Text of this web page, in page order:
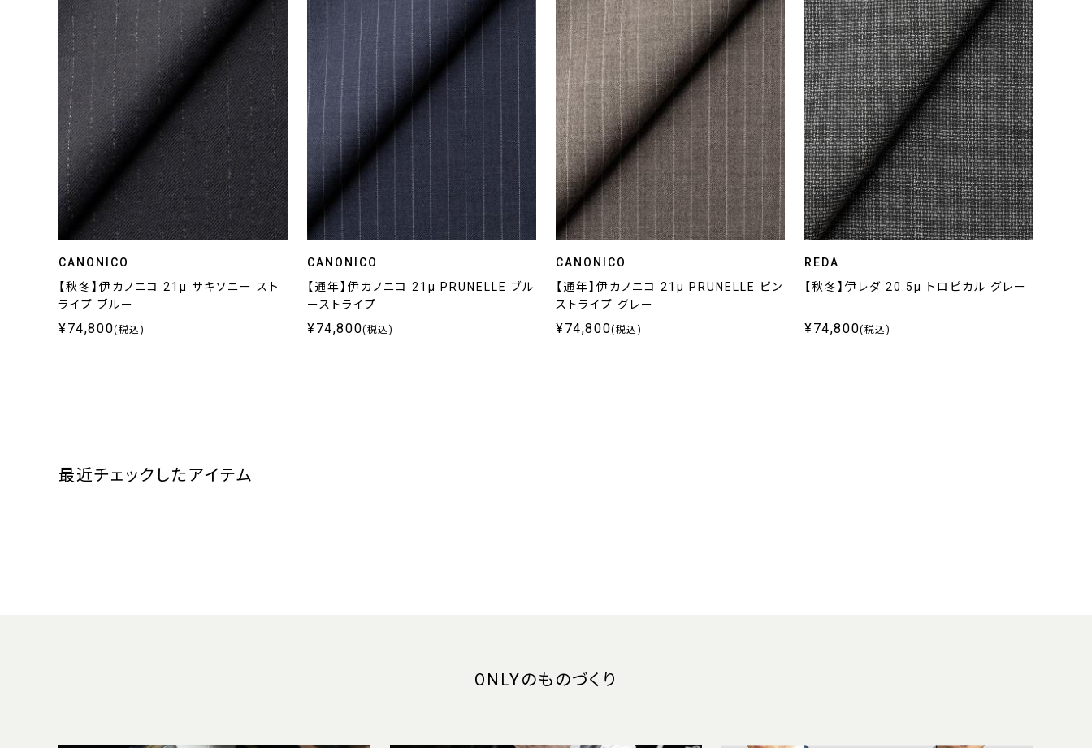
CANONICO
【秋冬】伊カノニコ 21μ サキソニー スト
ライプ ブルー
¥74,800(税込)
CANONICO
【通年】伊カノニコ 21μ PRUNELLE ブル
ーストライプ
¥74,800(税込)
CANONICO
【通年】伊カノニコ 21μ PRUNELLE ピン
ストライプ グレー
¥74,800(税込)
REDA
【秋冬】伊レダ 20.5μ トロピカル グレー
¥74,800(税込)
最近チェックしたアイテム
ONLYのものづくり